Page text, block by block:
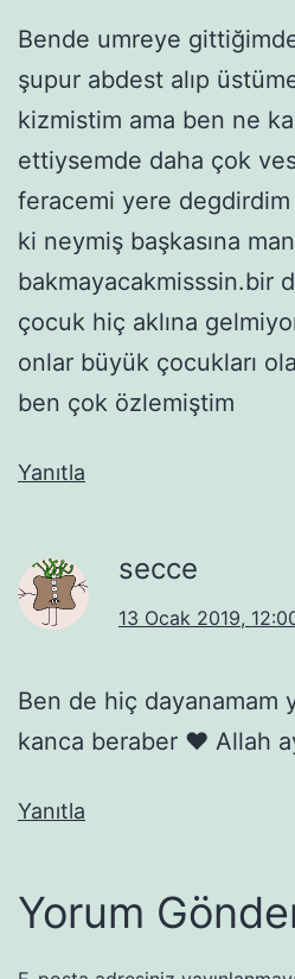
Bende umreye
şupur abdest alıp
kizmistim ama ben ne
ettiysemde daha çok
feracemi yere
ki neymiş başkasına
bakmayacakmisssin.bir
çocuk hiç aklına
onlar büyük çocukları
ben çok özlemiştim
Yanıtla
secce
13 Ocak 2019,
Ben de hiç dayanamam
kanca beraber ♥️ Allah
Yanıtla
Yorum